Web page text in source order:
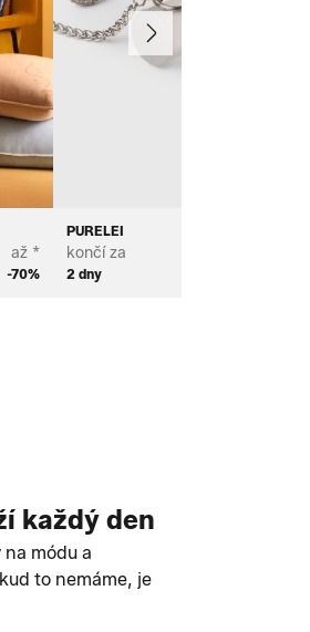
až *
-70%
PURELEI
končí za
2 dny
Další
každý den
módu a
to nemáme, je